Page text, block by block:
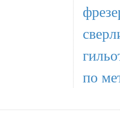
по